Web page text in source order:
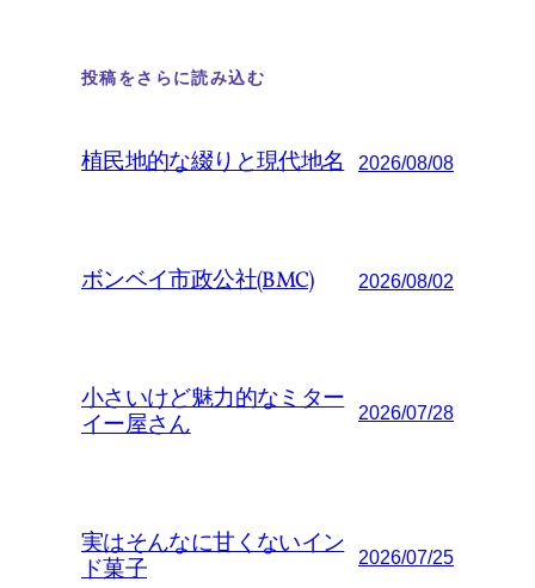
投稿をさらに読み込む
植民地的な綴りと現代地名 2026/08/08
ボンベイ市政公社(BMC) 2026/08/02
小さいけど魅力的なミター
イー屋さん
2026/07/28
実はそんなに甘くないイン
ド菓子
2026/07/25